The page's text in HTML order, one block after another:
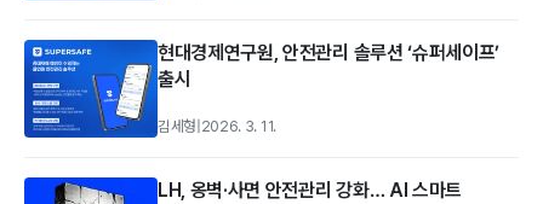
현대경제연구원, 안전관리 솔루션 ‘슈퍼세이프’
출시
김세형 2026. 3. 11.
LH, 옹벽·사면 안전관리 강화… AI 스마트